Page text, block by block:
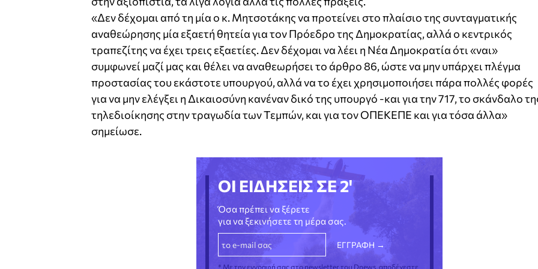
«Δεν δέχομαι από τη μία ο κ. Μητσοτάκης να προτείνει στο πλαίσιο της συνταγματικής
αναθεώρησης μία εξαετή θητεία για τον Πρόεδρο της Δημοκρατίας, αλλά ο κεντρικός
τραπεζίτης να έχει τρεις εξαετίες. Δεν δέχομαι να λέει η Νέα Δημοκρατία ότι «ναι»
συμφωνεί μαζί μας και θέλει να αναθεωρήσει το άρθρο 86, ώστε να μην υπάρχει πλέγμα
προστασίας του εκάστοτε υπουργού, αλλά να το έχει χρησιμοποιήσει πάρα πολλές φορές
για να μην ελέγξει η Δικαιοσύνη κανέναν δικό της υπουργό -και για την 717, το σκάνδαλο
τηλεδιοίκησης στην τραγωδία των Τεμπών, και για τον ΟΠΕΚΕΠΕ και για τόσα άλλα»
σημείωσε.
ΟΙ ΕΙΔΗΣΕΙΣ ΣΕ 2'
Όσα πρέπει να ξέρετε
για να ξεκινήσετε τη μέρα σας.
* Με την εγγραφή σας στο newsletter του Dnews, αποδέχεστε